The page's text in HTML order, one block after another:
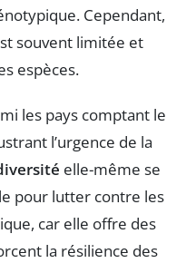
Cependant,
souvent limitée et
espèces.
les pays comptant le
l’urgence de la
elle-même se
pour lutter contre les
car elle offre des
la résilience des